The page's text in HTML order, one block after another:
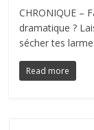
CHRONIQUE –
dramatique ?
sécher tes
Read more